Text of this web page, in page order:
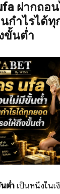
ฝากถอ
กำไรได้ทุ
ขั้นต่ำ
ต่ำเป็นหนึ่งในเ